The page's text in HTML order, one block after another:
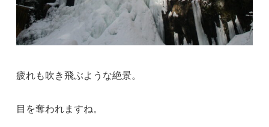
疲れも吹き飛ぶような絶景。
目を奪われますね。